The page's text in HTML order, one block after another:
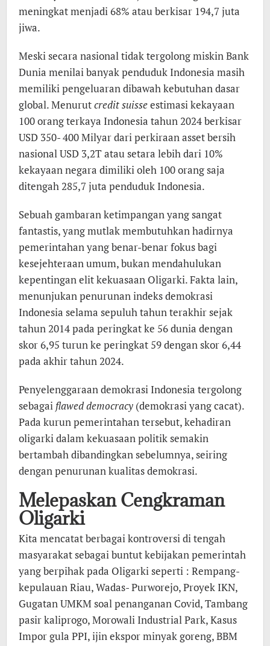
meningkat menjadi 68% atau berkisar 194,7 juta
jiwa.
Meski secara nasional tidak tergolong miskin Bank
Dunia menilai banyak penduduk Indonesia masih
memiliki pengeluaran dibawah kebutuhan dasar
global. Menurutcredit suisseestimasi kekayaan
100 orang terkaya Indonesia tahun 2024 berkisar
USD 350- 400 Milyar dari perkiraan asset bersih
nasional USD 3,2T atau setara lebih dari 10%
kekayaan negara dimiliki oleh 100 orang saja
ditengah 285,7 juta penduduk Indonesia.
Sebuah gambaran ketimpangan yang sangat
fantastis, yang mutlak membutuhkan hadirnya
pemerintahan yang benar-benar fokus bagi
kesejehteraan umum, bukan mendahulukan
kepentingan elit kekuasaan Oligarki. Fakta lain,
menunjukan penurunan indeks demokrasi
Indonesia selama sepuluh tahun terakhir sejak
tahun 2014 pada peringkat ke 56 dunia dengan
skor 6,95 turun ke peringkat 59 dengan skor 6,44
pada akhir tahun 2024.
Penyelenggaraan demokrasi Indonesia tergolong
sebagai flawed democracy (demokrasi yang cacat).
Pada kurun pemerintahan tersebut, kehadiran
oligarki dalam kekuasaan politik semakin
bertambah dibandingkan sebelumnya, seiring
dengan penurunan kualitas demokrasi.
Melepaskan Cengkraman
Oligarki
Kita mencatat berbagai kontroversi di tengah
masyarakat sebagai buntut kebijakan pemerintah
yang berpihak pada Oligarki seperti : Rempang-
kepulauan Riau, Wadas- Purworejo, Proyek IKN,
Gugatan UMKM soal penanganan Covid, Tambang
pasir kaliprogo, Morowali Industrial Park, Kasus
Impor gula PPI, ijin ekspor minyak goreng, BBM